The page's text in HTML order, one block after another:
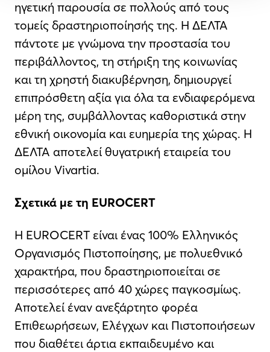
ηγετική παρουσία σε πολλούς από τους
τομείς δραστηριοποίησής της. Η ΔΕΛΤΑ
πάντοτε με γνώμονα την προστασία του
περιβάλλοντος, τη στήριξη της κοινωνίας
και τη χρηστή διακυβέρνηση, δημιουργεί
επιπρόσθετη αξία για όλα τα ενδιαφερόμενα
μέρη της, συμβάλλοντας καθοριστικά στην
εθνική οικονομία και ευημερία της χώρας. Η
ΔΕΛΤΑ αποτελεί θυγατρική εταιρεία του
ομίλου Vivartia.
Σχετικά με τη EUROCERT
Η EUROCERT είναι ένας 100% Ελληνικός
Οργανισμός Πιστοποίησης, με πολυεθνικό
χαρακτήρα, που δραστηριοποιείται σε
περισσότερες από 40 χώρες παγκοσμίως.
Αποτελεί έναν ανεξάρτητο φορέα
Επιθεωρήσεων, Ελέγχων και Πιστοποιήσεων
που διαθέτει άρτια εκπαιδευμένο και